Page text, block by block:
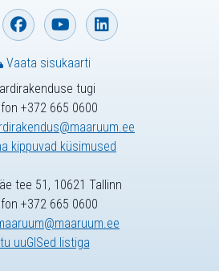
tugi
+372 665 0600
kippuvad küsimused
Vaata sisukaarti
tee 51, 10621 Tallinn
+372 665 0600
uuGISed listiga